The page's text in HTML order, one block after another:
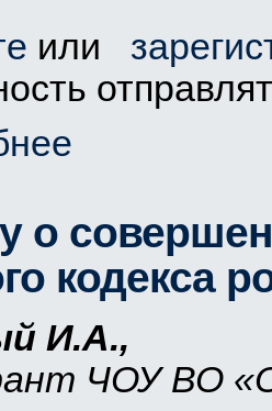
или
о
кодекса
И.А.,
ЧОУ ВО